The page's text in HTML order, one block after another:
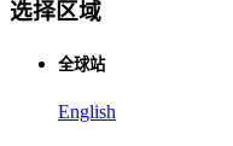
选择区域
全球站
English